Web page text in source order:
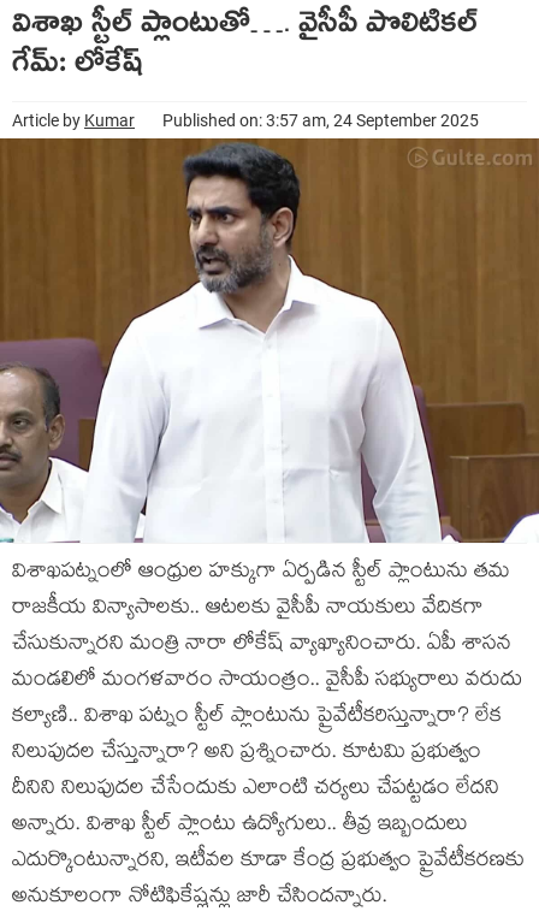
విశాఖ స్టీల్ ప్లాంటుతో…. వైసీపీ పొలిటిక‌ల్
గేమ్‌: లోకేష్‌
Article by Kumar Published on: 3:57 am, 24 September 2025
విశాఖప‌ట్నంలో ఆంధ్రుల హక్కుగా ఏర్ప‌డిన స్టీల్ ప్లాంటును త‌మ
రాజ‌కీయ విన్యాసాల‌కు.. ఆట‌ల‌కు వైసీపీ నాయ‌కులు వేదిక‌గా
చేసుకున్నార‌ని మంత్రి నారా లోకేష్ వ్యాఖ్యానించారు. ఏపీ శాస‌న
మండ‌లిలో మంగ‌ళ‌వారం సాయంత్రం.. వైసీపీ స‌భ్యురాలు వ‌రుదు
క‌ల్యాణి.. విశాఖ ప‌ట్నం స్టీల్ ప్లాంటును ప్రైవేటీక‌రిస్తున్నారా? లేక
నిలుపుద‌ల చేస్తున్నారా? అని ప్ర‌శ్నించారు. కూట‌మి ప్ర‌భుత్వం
దీనిని నిలుపుద‌ల చేసేందుకు ఎలాంటి చ‌ర్య‌లు చేప‌ట్ట‌డం లేద‌ని
అన్నారు. విశాఖ స్టీల్ ప్లాంటు ఉద్యోగులు.. తీవ్ర ఇబ్బందులు
ఎదుర్కొంటున్నారని, ఇటీవ‌ల కూడా కేంద్ర ప్ర‌భుత్వం ప్రైవేటీక‌ర‌ణ‌కు
అనుకూలంగా నోటిఫికేష్లన్లు జారీ చేసింద‌న్నారు.